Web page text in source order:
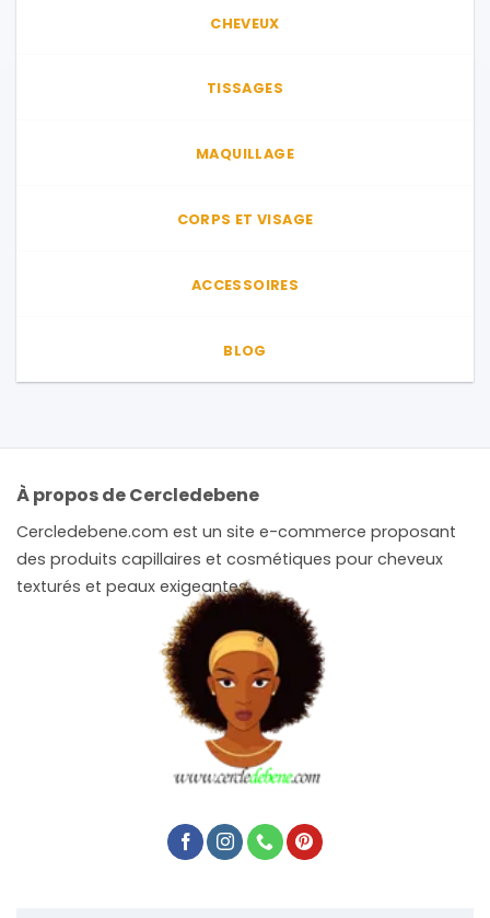
CHEVEUX
TISSAGES
MAQUILLAGE
CORPS ET VISAGE
ACCESSOIRES
BLOG
À propos de Cercledebene
Cercledebene.com est un site e-commerce proposant
des produits capillaires et cosmétiques pour cheveux
texturés et peaux exigeantes.